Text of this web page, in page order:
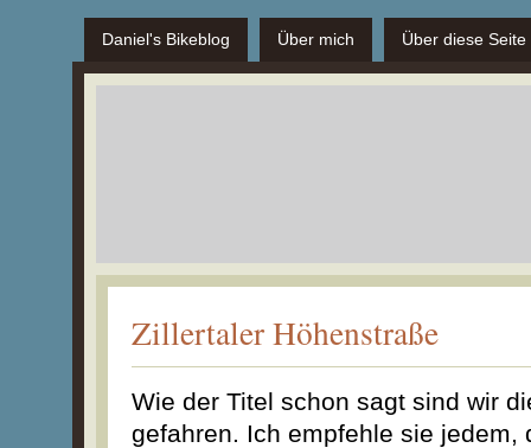
Daniel's Bikeblog Über mich Über diese Seite
Zillertaler Höhenstraße
Wie der Titel schon sagt sind wir
gefahren. Ich empfehle sie jedem,